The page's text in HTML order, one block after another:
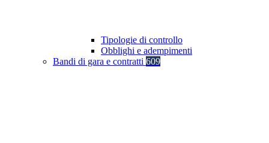
Tipologie di controllo
Obblighi e adempimenti
Bandi di gara e contratti 609